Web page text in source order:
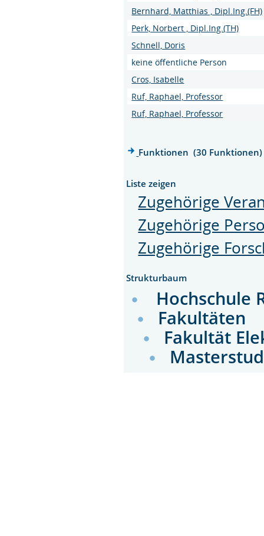
Bernhard, Matthias , Dipl.Ing.(FH)
Perk, Norbert , Dipl.Ing.(TH)
Schnell, Doris
keine öffentliche Person
Cros, Isabelle
Ruf, Raphael, Professor
Ruf, Raphael, Professor
Funktionen (30 Funktionen)
Liste zeigen
Zugehörige
Zugehörige
Zugehörige
Strukturbaum
Hochschule
Fakultäten
Fakultät